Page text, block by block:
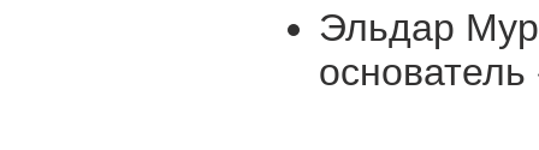
Эльдар